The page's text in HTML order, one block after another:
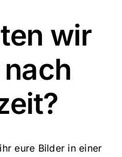
wir
eure Bilder in einer